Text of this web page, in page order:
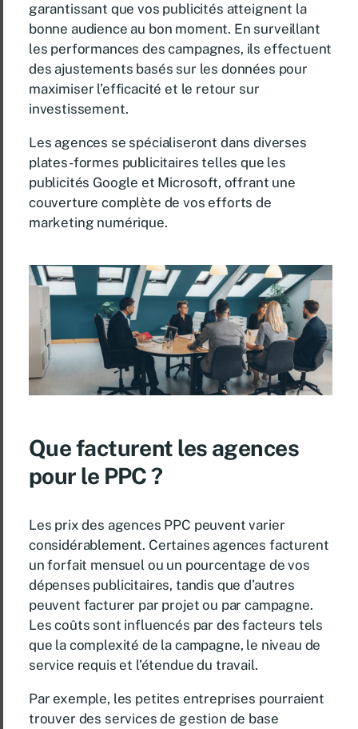
garantissant que vos publicités atteignent la
bonne audience au bon moment. En surveillant
les performances des campagnes, ils effectuent
des ajustements basés sur les données pour
maximiser l’efficacité et le retour sur
investissement.
Les agences se spécialiseront dans diverses
plates-formes publicitaires telles que les
publicités Google et Microsoft, offrant une
couverture complète de vos efforts de
marketing numérique.
Que facturent les agences
pour le PPC ?
Les prix des agences PPC peuvent varier
considérablement. Certaines agences facturent
un forfait mensuel ou un pourcentage de vos
dépenses publicitaires, tandis que d’autres
peuvent facturer par projet ou par campagne.
Les coûts sont influencés par des facteurs tels
que la complexité de la campagne, le niveau de
service requis et l’étendue du travail.
Par exemple, les petites entreprises pourraient
trouver des services de gestion de base